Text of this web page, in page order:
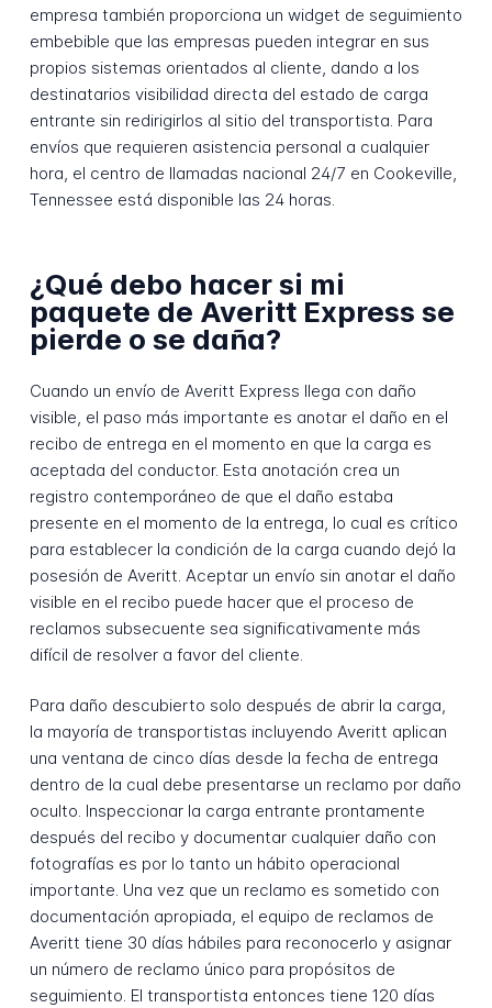
empresa también proporciona un widget de seguimiento
embebible que las empresas pueden integrar en sus
propios sistemas orientados al cliente, dando a los
destinatarios visibilidad directa del estado de carga
entrante sin redirigirlos al sitio del transportista. Para
envíos que requieren asistencia personal a cualquier
hora, el centro de llamadas nacional 24/7 en Cookeville,
Tennessee está disponible las 24 horas.
¿Qué debo hacer si mi
paquete de Averitt Express se
pierde o se daña?
Cuando un envío de Averitt Express llega con daño
visible, el paso más importante es anotar el daño en el
recibo de entrega en el momento en que la carga es
aceptada del conductor. Esta anotación crea un
registro contemporáneo de que el daño estaba
presente en el momento de la entrega, lo cual es crítico
para establecer la condición de la carga cuando dejó la
posesión de Averitt. Aceptar un envío sin anotar el daño
visible en el recibo puede hacer que el proceso de
reclamos subsecuente sea significativamente más
difícil de resolver a favor del cliente.
Para daño descubierto solo después de abrir la carga,
la mayoría de transportistas incluyendo Averitt aplican
una ventana de cinco días desde la fecha de entrega
dentro de la cual debe presentarse un reclamo por daño
oculto. Inspeccionar la carga entrante prontamente
después del recibo y documentar cualquier daño con
fotografías es por lo tanto un hábito operacional
importante. Una vez que un reclamo es sometido con
documentación apropiada, el equipo de reclamos de
Averitt tiene 30 días hábiles para reconocerlo y asignar
un número de reclamo único para propósitos de
seguimiento. El transportista entonces tiene 120 días